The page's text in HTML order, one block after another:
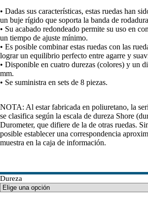
• Dadas sus características, estas ruedas han
un buje rígido que soporta la banda de
• Su acabado redondeado permite su uso en
un tiempo de ajuste mínimo.
• Es posible combinar estas ruedas con las
lograr un equilibrio perfecto entre agarre y
• Disponible en cuatro durezas (colores) y un
mm.
• Se suministra en sets de 8 piezas.
NOTA: Al estar fabricada en poliuretano, la
se clasifica según la escala de dureza Shore
Durometer, que difiere de la de otras ruedas.
posible establecer una correspondencia
muestra en la caja de información.
Dureza